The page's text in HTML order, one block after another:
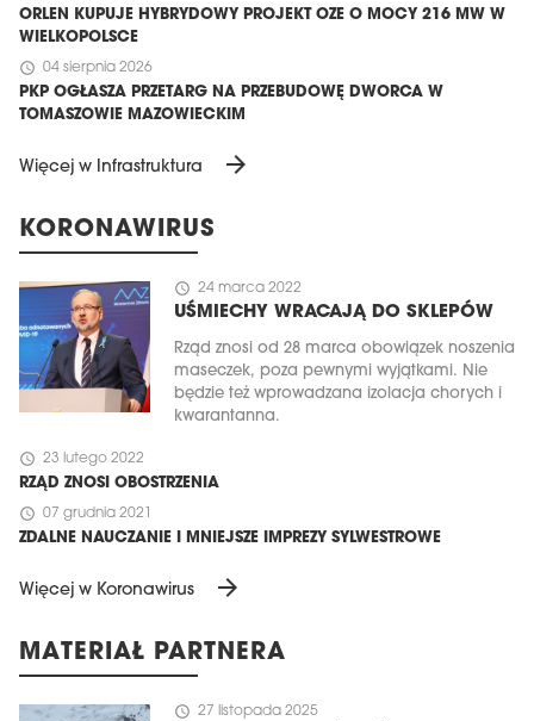
ORLEN KUPUJE HYBRYDOWY PROJEKT OZE O MOCY 216 MW W
WIELKOPOLSCE
schedule 04 sierpnia 2026
PKP OGŁASZA PRZETARG NA PRZEBUDOWĘ DWORCA W
TOMASZOWIE MAZOWIECKIM
Więcej w Infrastruktura arrow_forward
KORONAWIRUS
schedule 24 marca 2022
UŚMIECHY WRACAJĄ DO SKLEPÓW
Rząd znosi od 28 marca obowiązek noszenia
maseczek, poza pewnymi wyjątkami. Nie
będzie też wprowadzana izolacja chorych i
kwarantanna.
schedule 23 lutego 2022
RZĄD ZNOSI OBOSTRZENIA
schedule 07 grudnia 2021
ZDALNE NAUCZANIE I MNIEJSZE IMPREZY SYLWESTROWE
Więcej w Koronawirus arrow_forward
MATERIAŁ PARTNERA
schedule 27 listopada 2025